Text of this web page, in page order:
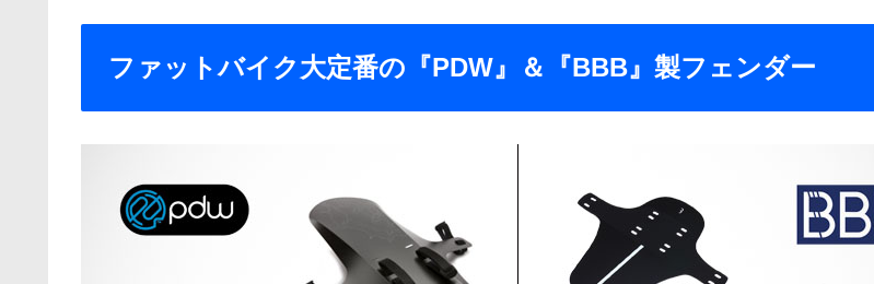
ファットバイク大定番の『PDW』＆『BBB』製フェンダー